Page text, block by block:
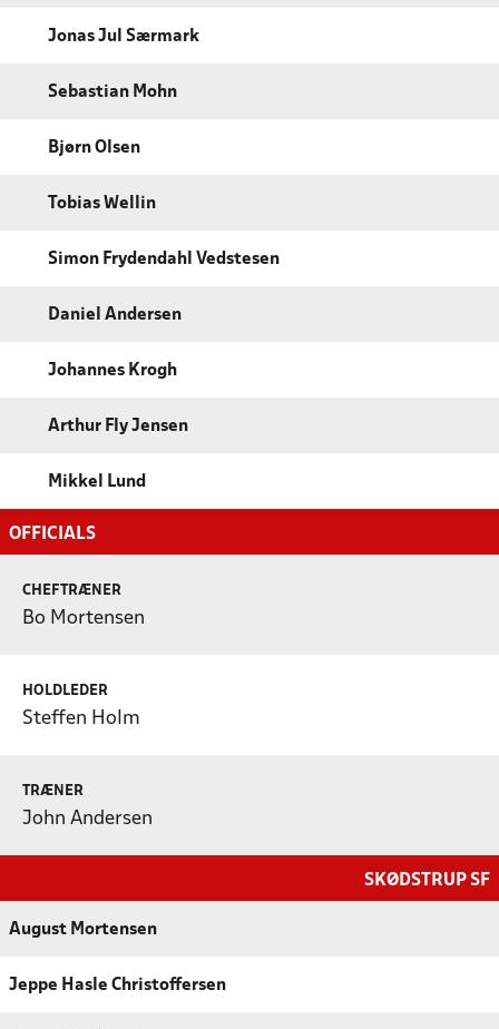
Jonas Jul Særmark
Sebastian Mohn
Bjørn Olsen
Tobias Wellin
Simon Frydendahl Vedstesen
Daniel Andersen
Johannes Krogh
Arthur Fly Jensen
Mikkel Lund
OFFICIALS
CHEFTRÆNER
Bo Mortensen
HOLDLEDER
Steffen Holm
TRÆNER
John Andersen
SKØDSTRUP SF
August Mortensen
Jeppe Hasle Christoffersen